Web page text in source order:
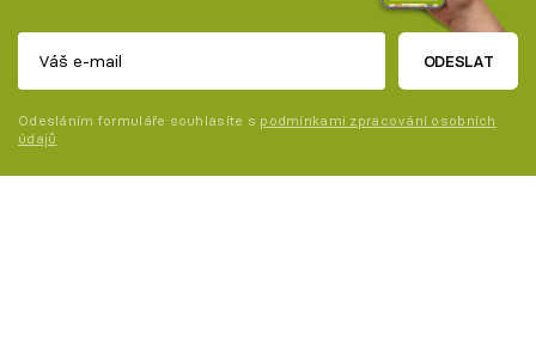
ODESLAT
Odesláním formuláře souhlasíte s podmínkami zpracování osobních
údajů